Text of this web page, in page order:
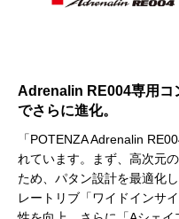
Adrenalin RE004専用コ
でさらに進化。
「POTENZA Adrenalin
れています。まず、高次元
ため、パタン設計を最適化
レートリブ「ワイドインサ